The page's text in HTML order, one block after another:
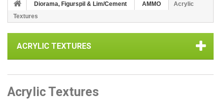
Diorama, Figurspil & Lim/Cement AMMO
Acrylic
Textures
ACRYLIC TEXTURES
Acrylic Textures